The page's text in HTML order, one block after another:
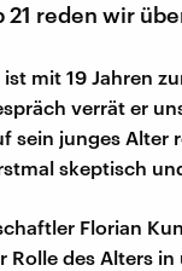
reden wir
mit 19 Jahren
verrät er
sein junges Alter
skeptisch
Florian
des Alters